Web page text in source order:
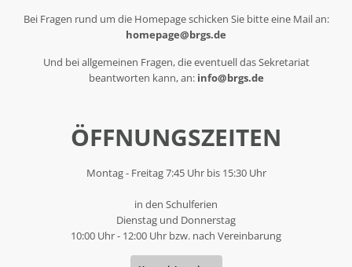
Bei Fragen rund um die Homepage schicken Sie bitte eine Mail an:
homepage@brgs.de
Und bei allgemeinen Fragen, die eventuell das Sekretariat
beantworten kann, an: info@brgs.de
ÖFFNUNGSZEITEN
Montag - Freitag 7:45 Uhr bis 15:30 Uhr
in den Schulferien
Dienstag und Donnerstag
10:00 Uhr - 12:00 Uhr bzw. nach Vereinbarung